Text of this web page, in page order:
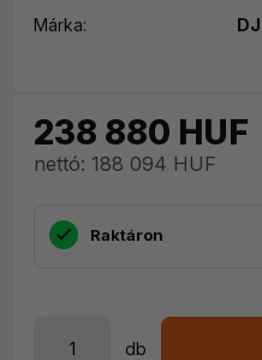
Márka:
238 880 HUF
nettó: 188 094 HUF
Raktáron
db